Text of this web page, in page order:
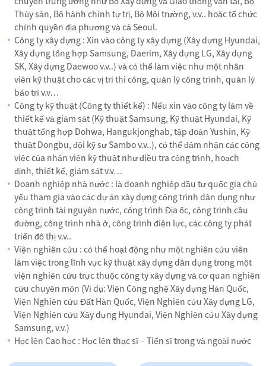
Thủy sản, Bộ hành chính tự trị, Bộ Môi trường, v.v.. hoặc tổ chức
chính quyền địa phương và cả Seoul.
Công ty xây dựng : Xin vào công ty xây dựng (Xây dựng Hyundai,
Xây dựng tổng hợp Samsung, Daerim, Xây dựng LG, Xây dựng
SK, Xây dựng Daewoo v.v..) và có thể làm việc như một nhân
viên kỹ thuật cho các vị trí thi công, quản lý công trình, quản lý
bảo trì v.v…
Công ty kỹ thuật (Công ty thiết kế) : Nếu xin vào công ty làm về
thiết kế và giám sát (Kỹ thuật Samsung, Kỹ thuật Hyundai, Kỹ
thuật tổng hợp Dohwa, Hangukjonghab, tập đoàn Yushin, Kỹ
thuật Dongbu, đội kỹ sư Sambo v.v..), có thể đảm nhận các công
việc của nhân viên kỹ thuật như điều tra công trình, hoạch
định, thiết kế, giám sát v.v…
Doanh nghiệp nhà nước : là doanh nghiệp đầu tư quốc gia chủ
yếu tham gia vào các dự án xây dựng công trình dân dụng như
công trình tài nguyên nước, công trình Địa ốc, công trình cầu
đường, công trình nhà ở, công trình điện lực, các công ty phát
triển đô thị v.v..
Viện nghiên cứu : có thể hoạt động như một nghiên cứu viên
làm việc trong lĩnh vực kỹ thuật xây dựng dân dụng trong một
viện nghiên cứu trực thuộc công ty xây dựng và cơ quan nghiên
cứu chuyên môn (Ví dụ: Viện Công nghệ Xây dựng Hàn Quốc,
Viện Nghiên cứu Đất Hàn Quốc, Viện Nghiên cứu Xây dựng LG,
Viện Nghiên cứu Xây dựng Hyundai, Viện Nghiên cứu Xây dựng
Samsung, v.v.)
Học lên Cao học : Học lên thạc sĩ – Tiến sĩ trong và ngoài nước